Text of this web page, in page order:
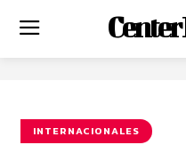
INTERNACIONALES